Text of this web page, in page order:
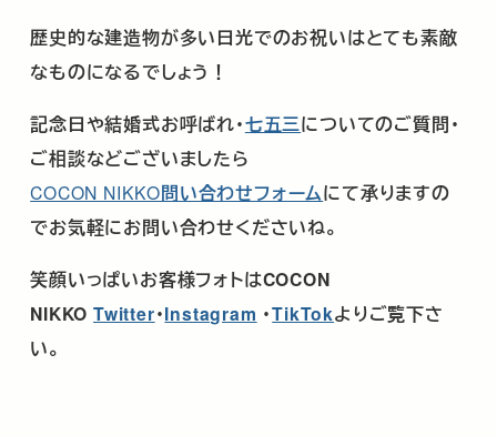
歴史的な建造物が多い日光でのお祝いはとても素敵
なものになるでしょう！
記念日や結婚式お呼ばれ･七五三についてのご質問・
ご相談などございましたら
COCON NIKKO問い合わせフォームにて承りますの
でお気軽にお問い合わせくださいね。
笑顔いっぱいお客様フォトはCOCON
NIKKO Twitter･Instagram ・TikTokよりご覧下さ
い。